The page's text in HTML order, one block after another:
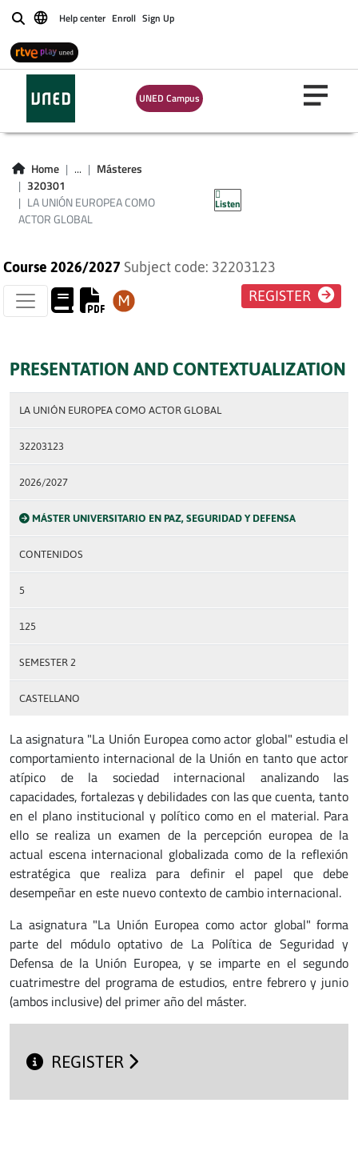
BuscarHelp center Enroll Sign Up
UNED Campus
Home ...
Másteres
320301
LA UNIÓN EUROPEA COMO
ACTOR GLOBAL
Listen
LA UNIÓN EUROPEA
COMO ACTOR
GLOBAL
Course 2026/2027 Subject code: 32203123
REGISTER
PRESENTATION AND CONTEXTUALIZATION
LA UNIÓN EUROPEA COMO ACTOR GLOBAL
32203123
2026/2027
MÁSTER UNIVERSITARIO EN PAZ, SEGURIDAD Y DEFENSA
CONTENIDOS
5
125
SEMESTER 2
CASTELLANO
La asignatura "La Unión Europea como actor global" estudia el
comportamiento internacional de la Unión en tanto que actor
atípico de la sociedad internacional analizando las
capacidades, fortalezas y debilidades con las que cuenta, tanto
en el plano institucional y político como en el material. Para
ello se realiza un examen de la percepción europea de la
actual escena internacional globalizada como de la reflexión
estratégica que realiza para definir el papel que debe
desempeñar en este nuevo contexto de cambio internacional.
La asignatura "La Unión Europea como actor global" forma
parte del módulo optativo de La Política de Seguridad y
Defensa de la Unión Europea, y se imparte en el segundo
cuatrimestre del programa de estudios, entre febrero y junio
(ambos inclusive) del primer año del máster.
REGISTER